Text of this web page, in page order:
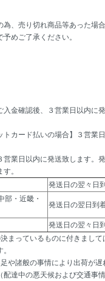
為、売り切れ商品等あった場
めご了承ください。
入金確認後、３営業日以内に
トカード払いの場合】３営業
営業日以内に発送致します。
。
発送日の翌々日
部・近畿・
発送日の翌日到
発送日の翌々日
まっているものに付きまして
や諸般の事情により出荷が遅
配達中の悪天候および交通事